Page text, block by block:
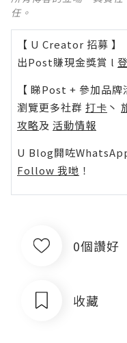
任。
【 U Creator 招募 】
出Post賺現金獎賞 l
【 睇Post + 參加品牌
瀏覽更多社群 打卡 丶
攻略及 活動情報
U Blog開咗
Follow 我哋 ！
0個讚好
收藏